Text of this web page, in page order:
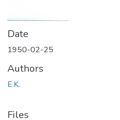
Date
1950-02-25
Authors
E.K.
Files